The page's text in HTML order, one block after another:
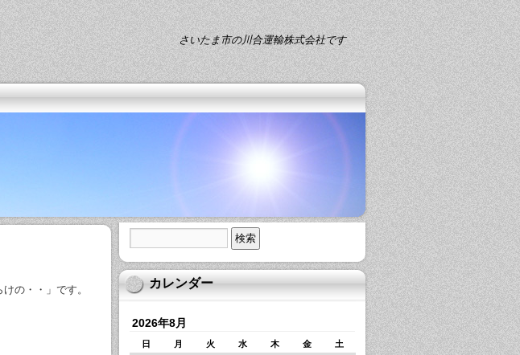
さいたま市の川合運輸株式会社です
の・・」です。 カレンダー
2026年8月
日 月 火 水 木 金 土